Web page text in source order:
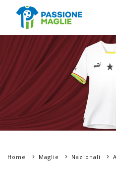
Home Maglie Nazionali